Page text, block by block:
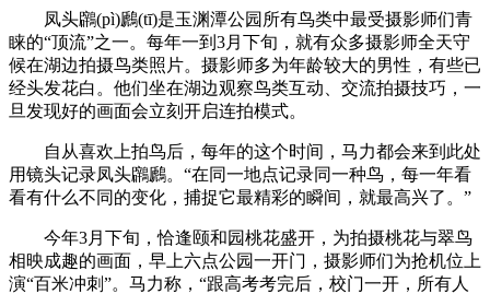
凤头鸊(pì)鷉(tī)是玉渊潭公园所有鸟类中最受摄影师们青
睐的“顶流”之一。每年一到3月下旬，就有众多摄影师全天守
候在湖边拍摄鸟类照片。摄影师多为年龄较大的男性，有些已
经头发花白。他们坐在湖边观察鸟类互动、交流拍摄技巧，一
旦发现好的画面会立刻开启连拍模式。
自从喜欢上拍鸟后，每年的这个时间，马力都会来到此处
用镜头记录凤头鸊鷉。“在同一地点记录同一种鸟，每一年看
看有什么不同的变化，捕捉它最精彩的瞬间，就最高兴了。”
今年3月下旬，恰逢颐和园桃花盛开，为拍摄桃花与翠鸟
相映成趣的画面，早上六点公园一开门，摄影师们为抢机位上
演“百米冲刺”。马力称，“跟高考考完后，校门一开，所有人